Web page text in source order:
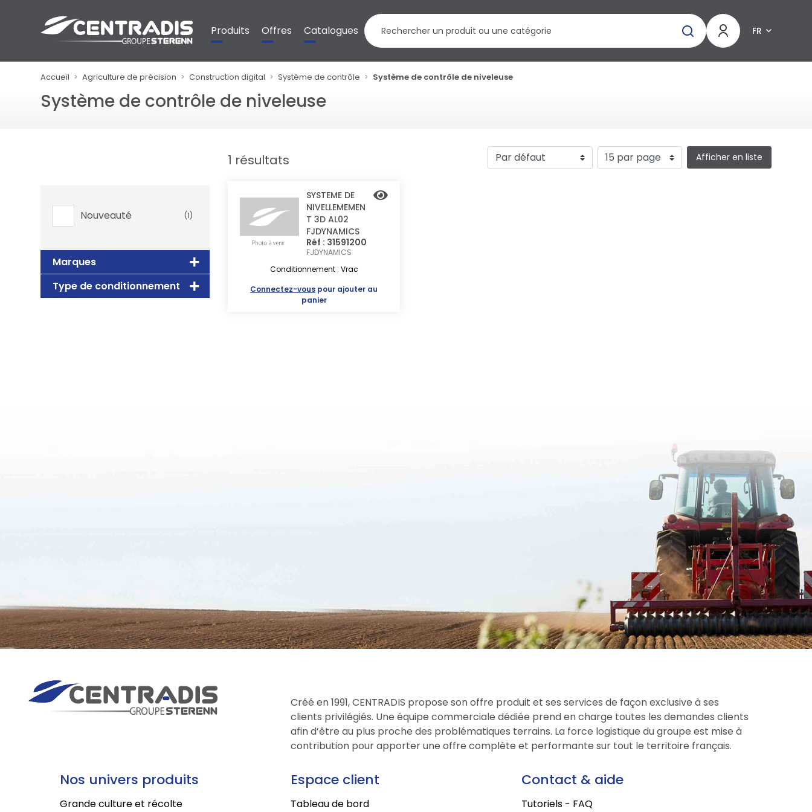
Produits Offres Catalogues FR
Accueil Agriculture de précision Construction digital Système de contrôle Système de contrôle de niveleuse
Système de contrôle de niveleuse
Nouveauté (1)
Marques
Type de conditionnement
1 résultats Afficher en liste
SYSTEME DE
NIVELLEMEMEN
T 3D AL02
FJDYNAMICS
Réf : 31591200
FJDYNAMICS
Conditionnement : Vrac
Connectez-vous pour ajouter au
panier
Créé en 1991, CENTRADIS propose son offre produit et ses services de façon exclusive à ses
clients privilégiés. Une équipe commerciale dédiée prend en charge toutes les demandes clients
afin d’être au plus proche des problématiques terrains. La force logistique du groupe est mise à
contribution pour apporter une offre complète et performante sur tout le territoire français.
Nos univers produits
Grande culture et récolte
Espace client
Tableau de bord
Contact & aide
Tutoriels - FAQ